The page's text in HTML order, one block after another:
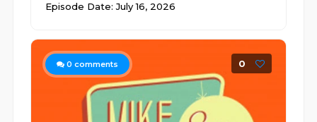
Episode Date: July 16, 2026
0 comments 0